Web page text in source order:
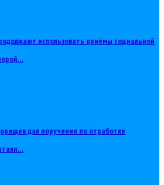
использовать приёмы социальной
дал поручения по отработке